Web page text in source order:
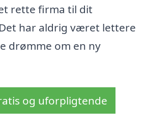
rette firma til dit
har aldrig været lettere
drømme om en ny
og uforpligtende